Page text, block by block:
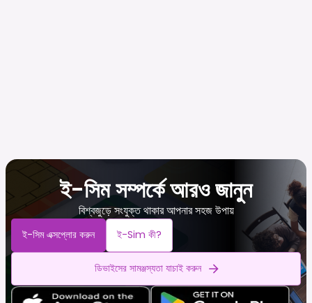
ই-সিম সম্পর্কে আরও জানুন
বিশ্বজুড়ে সংযুক্ত থাকার আপনার সহজ উপায়
ই-সিম এক্সপ্লোর করুন ই-Sim কী?
ডিভাইসের সামঞ্জস্যতা যাচাই করুন